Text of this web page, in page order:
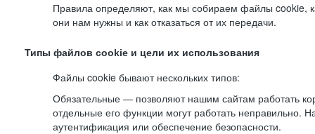
Правила определяют, как мы собираем файлы cookie,
они нам нужны и как отказаться от их передачи.
Типы файлов cookie и цели их использования
Файлы cookie бывают нескольких типов:
Обязательные — позволяют нашим сайтам работать
отдельные его функции могут работать неправильно.
аутентификация или обеспечение безопасности.